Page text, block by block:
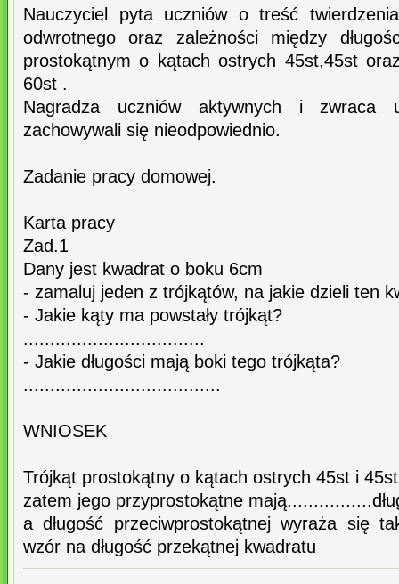
Nauczyciel pyta uczniów o treść
odwrotnego oraz zależności między
prostokątnym o kątach ostrych 45st,45st
60st .
Nagradza uczniów aktywnych i zwraca
zachowywali się nieodpowiednio.
Zadanie pracy domowej.
Karta pracy
Zad.1
Dany jest kwadrat o boku 6cm
- zamaluj jeden z trójkątów, na jakie dzieli ten
- Jakie kąty ma powstały trójkąt?
..................................
- Jakie długości mają boki tego trójkąta?
.....................................
WNIOSEK
Trójkąt prostokątny o kątach ostrych 45st i
zatem jego przyprostokątne
a długość przeciwprostokątnej wyraża się
wzór na długość przekątnej kwadratu